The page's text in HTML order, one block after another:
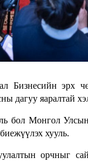
Бизнесийн эрх
дагуу яаралтай
бол Монгол
хууль.
орчныг